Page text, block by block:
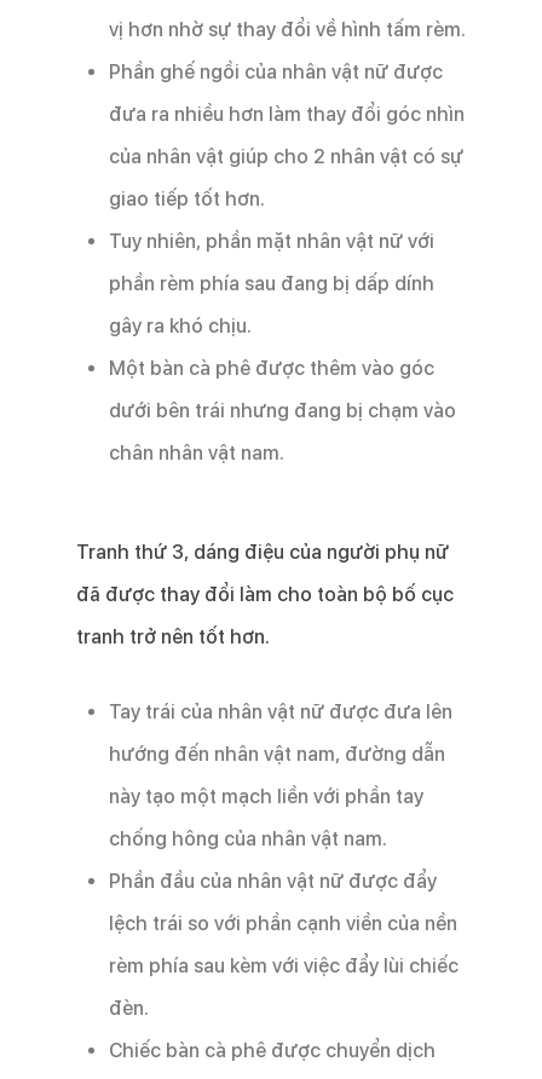
vị hơn nhờ sự thay đổi về hình tấm rèm.
Phần ghế ngồi của nhân vật nữ được
đưa ra nhiều hơn làm thay đổi góc nhìn
của nhân vật giúp cho 2 nhân vật có sự
giao tiếp tốt hơn.
Tuy nhiên, phần mặt nhân vật nữ với
phần rèm phía sau đang bị dấp dính
gây ra khó chịu.
Một bàn cà phê được thêm vào góc
dưới bên trái nhưng đang bị chạm vào
chân nhân vật nam.
Tranh thứ 3, dáng điệu của người phụ nữ
đã được thay đổi làm cho toàn bộ bố cục
tranh trở nên tốt hơn.
Tay trái của nhân vật nữ được đưa lên
hướng đến nhân vật nam, đường dẫn
này tạo một mạch liền với phần tay
chống hông của nhân vật nam.
Phần đầu của nhân vật nữ được đẩy
lệch trái so với phần cạnh viền của nền
rèm phía sau kèm với việc đẩy lùi chiếc
đèn.
Chiếc bàn cà phê được chuyển dịch